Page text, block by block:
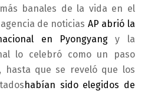
banales de la vida en el
de noticias AP abrió la
en Pyongyangy la
lo celebró como un paso
hasta que se reveló que los
habían sido elegidos de